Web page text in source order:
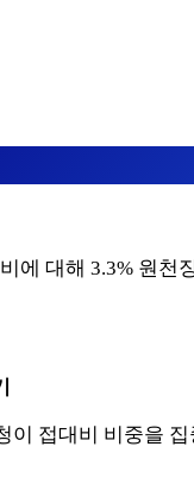
에 대해 3.3% 원천
이 접대비 비중을